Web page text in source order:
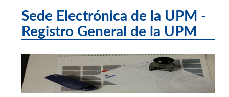
Sede Electrónica de la UPM -
Registro General de la UPM